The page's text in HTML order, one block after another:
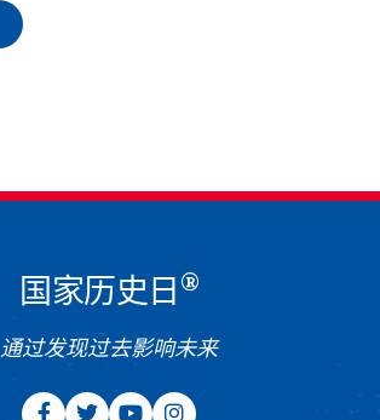
国家历史日 ®
通过发现过去影响未来